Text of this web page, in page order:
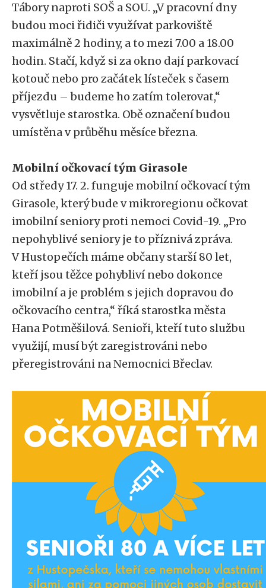
Tábory naproti SOŠ a SOU. „V pracovní dny
budou moci řidiči využívat parkoviště
maximálně 2 hodiny, a to mezi 7.00 a 18.00
hodin. Stačí, když si za okno dají parkovací
kotouč nebo pro začátek lísteček s časem
příjezdu – budeme ho zatím tolerovat,“
vysvětluje starostka. Obě označení budou
umístěna v průběhu měsíce března.
Mobilní očkovací tým Girasole
Od středy 17. 2. funguje mobilní očkovací tým
Girasole, který bude v mikroregionu očkovat
imobilní seniory proti nemoci Covid-19. „Pro
nepohyblivé seniory je to příznivá zpráva.
V Hustopečích máme občany starší 80 let,
kteří jsou těžce pohybliví nebo dokonce
imobilní a je problém s jejich dopravou do
očkovacího centra,“ říká starostka města
Hana Potměšilová. Senioři, kteří tuto službu
využijí, musí být zaregistrováni nebo
přeregistrováni na Nemocnici Břeclav.